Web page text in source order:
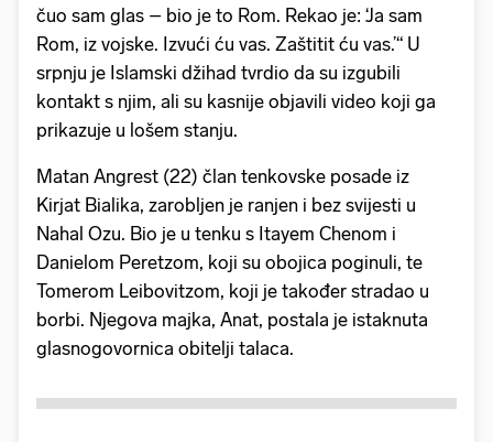
čuo sam glas – bio je to Rom. Rekao je: ‘Ja sam
Rom, iz vojske. Izvući ću vas. Zaštitit ću vas.’“ U
srpnju je Islamski džihad tvrdio da su izgubili
kontakt s njim, ali su kasnije objavili video koji ga
prikazuje u lošem stanju.
Matan Angrest (22) član tenkovske posade iz
Kirjat Bialika, zarobljen je ranjen i bez svijesti u
Nahal Ozu. Bio je u tenku s Itayem Chenom i
Danielom Peretzom, koji su obojica poginuli, te
Tomerom Leibovitzom, koji je također stradao u
borbi. Njegova majka, Anat, postala je istaknuta
glasnogovornica obitelji talaca.